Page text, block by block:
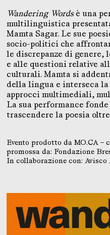
Wandering Wordsè una
multilinguistica
Mamta Sagar. Le sue
socio-politici che
le discrepanze di genere,
e alle questioni relative
culturali. Mamta si
della lingua e interseca
approcci multimediali,
La sua performance
trascendere la poesia
Evento prodotto da MO.CA –
promossa da: Fondazione
In collaborazione con: Avisco